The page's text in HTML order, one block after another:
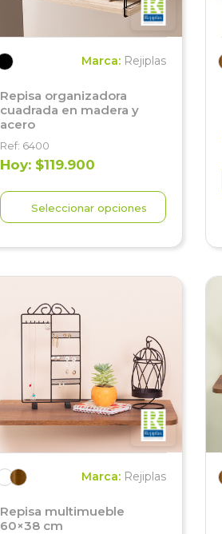
Marca: Rejiplas
Repisa organizadora
cuadrada en madera y
acero
Ref: 6400
Hoy: $119.900
Seleccionar opciones
Marca: Rejiplas
Repisa multimueble
60×38 cm